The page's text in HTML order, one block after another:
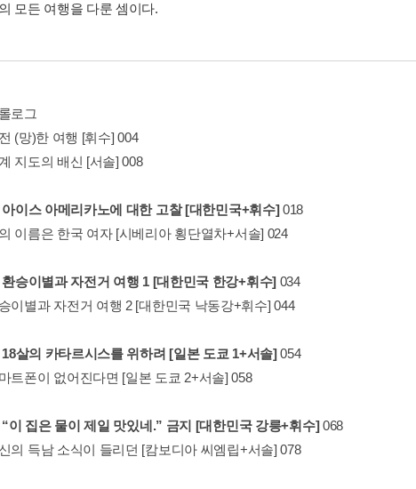
모든 여행을 다룬 셈이다.
로그
(망)한 여행 [휘수] 004
지도의 배신 [서솔] 008
아이스 아메리카노에 대한 고찰 [대한민국+휘수]018
이름은 한국 여자 [시베리아 횡단열차+서솔] 024
환승이별과 자전거 여행 1 [대한민국 한강+휘수] 034
이별과 자전거 여행 2 [대한민국 낙동강+휘수] 044
18살의 카타르시스를 위하려 [일본 도쿄 1+서솔]054
트폰이 없어진다면 [일본 도쿄 2+서솔] 058
“이 집은 물이 제일 맛있네.” 금지 [대한민국 강릉+휘수]068
의 득남 소식이 들리던 [캄보디아 씨엠립+서솔] 078